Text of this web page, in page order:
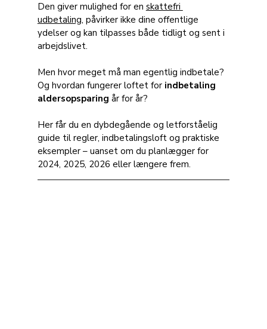
Den giver mulighed for en skattefri
udbetaling, påvirker ikke dine offentlige
ydelser og kan tilpasses både tidligt og sent i
arbejdslivet.
Men hvor meget må man egentlig indbetale?
Og hvordan fungerer loftet for indbetaling
aldersopsparing år for år?
Her får du en dybdegående og letforståelig
guide til regler, indbetalingsloft og praktiske
eksempler – uanset om du planlægger for
2024, 2025, 2026 eller længere frem.